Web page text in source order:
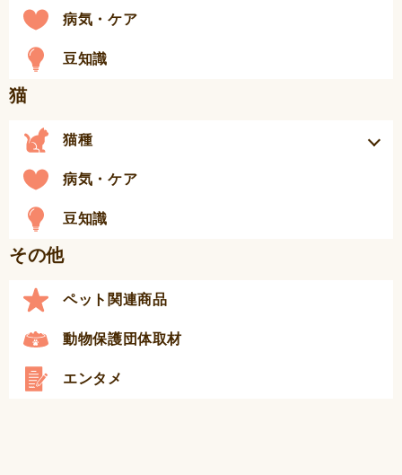
病気・ケア
豆知識
猫
猫種
病気・ケア
豆知識
その他
ペット関連商品
動物保護団体取材
エンタメ